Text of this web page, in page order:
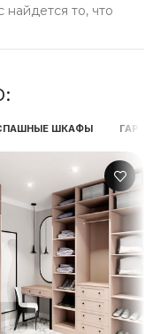
то, что
ШКАФЫ